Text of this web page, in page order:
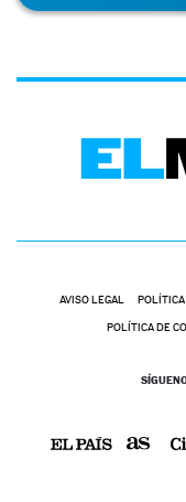
AVISO LEGAL POLÍTICA
POLÍTICA DE